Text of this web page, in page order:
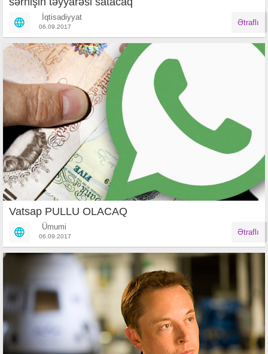
İqtisadiyyat
06.09.2017 Ətraflı
Vatsap PULLU OLACAQ
Ümumi
06.09.2017 Ətraflı